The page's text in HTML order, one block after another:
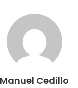
Manuel Cedillo